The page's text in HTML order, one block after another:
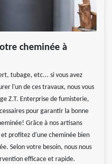
cheminée à
tubage, etc... si vous avez
l'un de ces travaux, nous vous
Z.T. Enterprise de fumisterie,
pour garantir la bonne
Grâce à nos artisans
profitez d'une cheminée bien
Selon votre besoin, nous nous
efficace et rapide.